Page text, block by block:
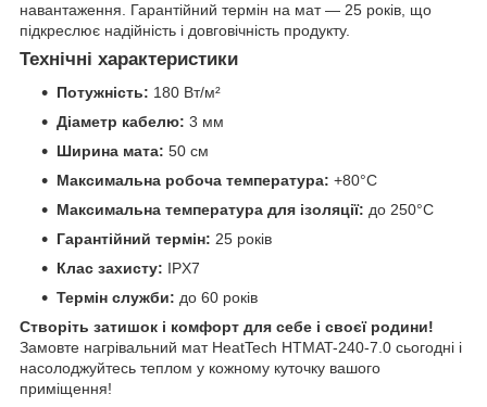
навантаження. Гарантійний термін на мат — 25 років, що
підкреслює надійність і довговічність продукту.
Технічні характеристики
Потужність: 180 Вт/м²
Діаметр кабелю: 3 мм
Ширина мата: 50 см
Максимальна робоча температура: +80°C
Максимальна температура для ізоляції: до 250°C
Гарантійний термін: 25 років
Клас захисту: IPX7
Термін служби: до 60 років
Створіть затишок і комфорт для себе і своєї родини!
Замовте нагрівальний мат HeatTech HTMAT-240-7.0 сьогодні і
насолоджуйтесь теплом у кожному куточку вашого
приміщення!